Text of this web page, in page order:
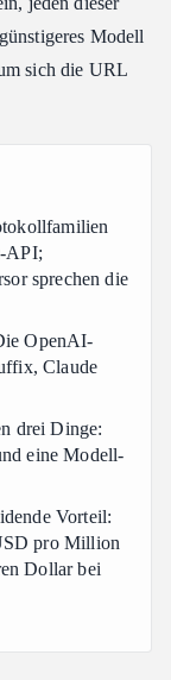
wählen?
Modell
sich die URL
API;
sprechen die
OpenAI-
Claude
drei Dinge:
eine Modell-
Vorteil:
pro Million
Dollar bei